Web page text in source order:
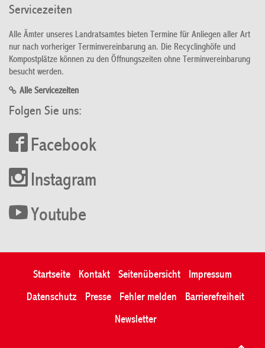
Servicezeiten
Alle Ämter unseres Landratsamtes bieten Termine für Anliegen aller Art
nur nach vorheriger Terminvereinbarung an. Die Recyclinghöfe und
Kompostplätze können zu den Öffnungszeiten ohne Terminvereinbarung
besucht werden.
Alle Servicezeiten
Folgen Sie uns:
Facebook
Instagram
Youtube
Startseite Kontakt Seitenübersicht
Impressum
Datenschutz
Presse Fehler melden
Barrierefreiheit
Newsletter